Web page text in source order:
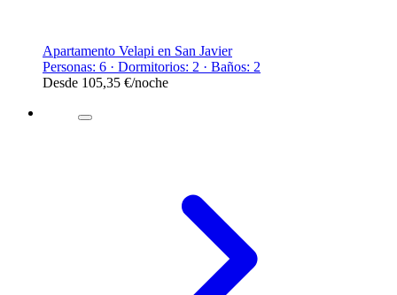
Apartamento Velapi en San Javier
Personas: 6 · Dormitorios: 2 · Baños: 2
Desde 105,35 €/noche